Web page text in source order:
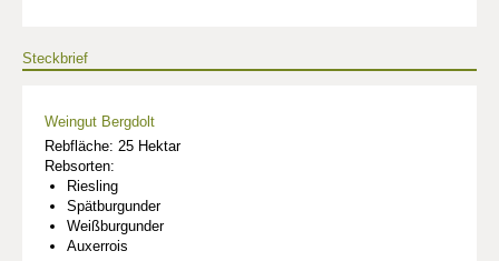
Steckbrief
Weingut Bergdolt
Rebfläche: 25 Hektar
Rebsorten:
Riesling
Spätburgunder
Weißburgunder
Auxerrois